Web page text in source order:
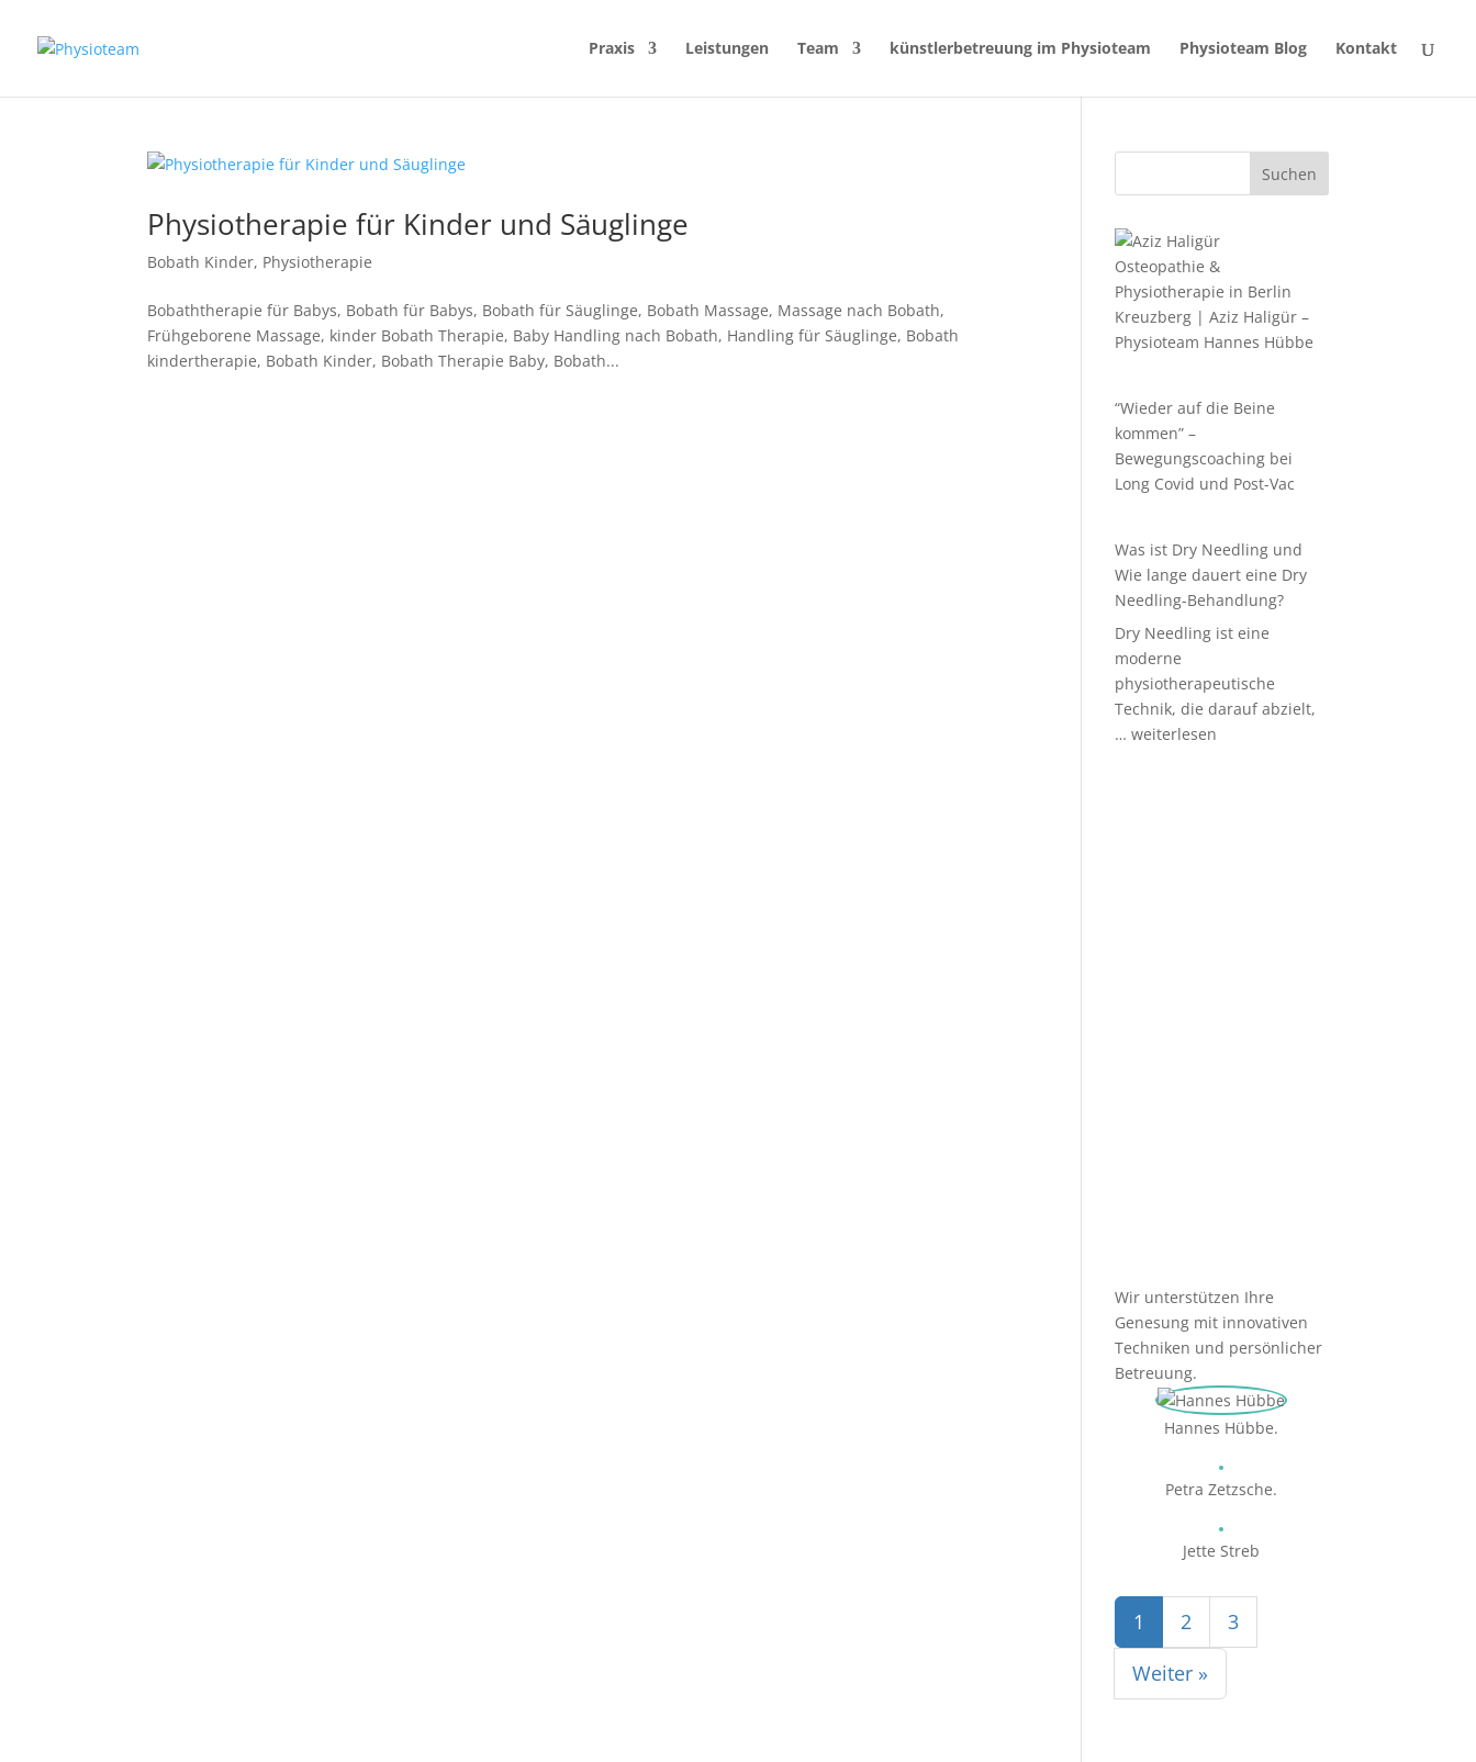
Praxis Leistungen Team künstlerbetreuung im Physioteam Physioteam Blog Kontakt
Physiotherapie für Kinder und Säuglinge
Bobath Kinder, Physiotherapie
Bobaththerapie für Babys, Bobath für Babys, Bobath für Säuglinge, Bobath Massage, Massage nach Bobath,
Frühgeborene Massage, kinder Bobath Therapie, Baby Handling nach Bobath, Handling für Säuglinge, Bobath
kindertherapie, Bobath Kinder, Bobath Therapie Baby, Bobath...
Suchen
Osteopathie &
Physiotherapie in Berlin
Kreuzberg | Aziz Haligür –
Physioteam Hannes Hübbe
“Wieder auf die Beine
kommen” –
Bewegungscoaching bei
Long Covid und Post-Vac
Was ist Dry Needling und
Wie lange dauert eine Dry
Needling-Behandlung?
Dry Needling ist eine
moderne
physiotherapeutische
Technik, die darauf abzielt,
…Was
weiterlesen
Wir unterstützen Ihre
Genesung mit innovativen
Techniken und persönlicher
Betreuung.
Hannes Hübbe.
Petra Zetzsche.
Jette Streb
1 2
3
Weiter »